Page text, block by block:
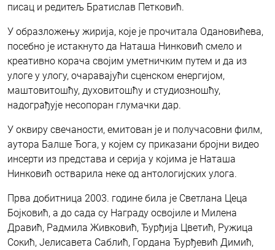
писац и редитељ Братислав Петковић.
У образложењу жирија, које је прочитала Одановићева,
посебно је истакнуто да Наташа Нинковић смело и
креативно корача својим уметничким путем и да из
улоге у улогу, очаравајући сценском енергијом,
маштовитошћу, духовитошћу и студиозношћу,
надограђује несопоран глумачки дар.
У оквиру свечаности, емитован је и получасовни филм,
аутора Балше Ђога, у којем су приказани бројни видео
инсерти из представа и серија у којима је Наташа
Нинковић остварила неке од антологијских улога.
Прва добитница 2003. године била је Светлана Цеца
Бојковић, а до сада су Награду освојиле и Милена
Дравић, Радмила Живковић, Ђурђија Цветић, Ружица
Сокић, Јелисавета Саблић, Гордана Ђурђевић Димић,